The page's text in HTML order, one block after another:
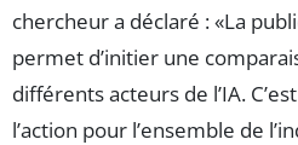
chercheur a déclaré : La
permet d’initier une
différents acteurs de l’IA.
l’action pour l’ensemble de